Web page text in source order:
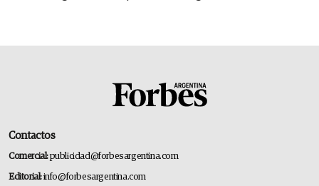
Contactos
Comercial:publicidad@forbesargentina.com
Editorial:info@forbesargentina.com